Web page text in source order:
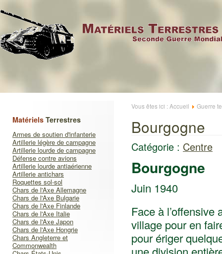
Matériels Terrestres
Armes de soutien d'infanterie
Artillerie légère de campagne
Artillerie lourde de campagne
Défense contre avions
Artillerie lourde antiaérienne
Artillerie antichars
Roquettes sol-sol
Chars de l'Axe Allemagne
Chars de l'Axe Bulgarie
Chars de l'Axe Finlande
Chars de l'Axe Italie
Chars de l'Axe Japon
Chars de l'Axe Hongrie
Chars Angleterre et
Commonwealth
Vous êtes ici : Accueil Guerre
Bourgogne
Catégorie : Centre
Bourgogne
Juin 1940
Face à
village pour en
pour ériger